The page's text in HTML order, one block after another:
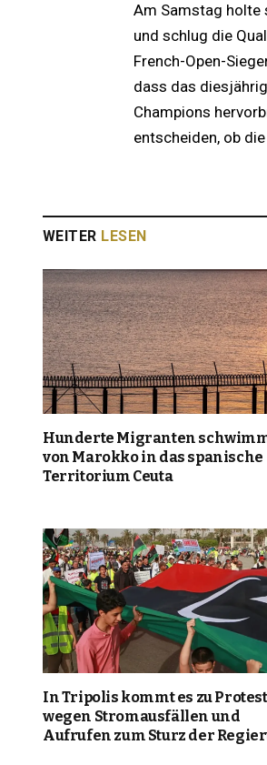
Am Samstag holte
und schlug die
French-Open-
dass das
Champions
entscheiden, ob
WEITER LESEN
Hunderte Migranten
von Marokko in das spanische
Territorium Ceuta
In Tripolis kommt es zu
wegen Stromausfällen und
Aufrufen zum Sturz der